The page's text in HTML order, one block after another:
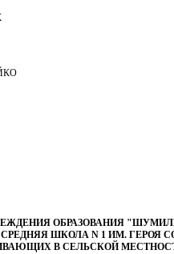
ОБРАЗОВАНИЯ
ШКОЛА N 1 ИМ. ГЕРОЯ
В СЕЛЬСКОЙ